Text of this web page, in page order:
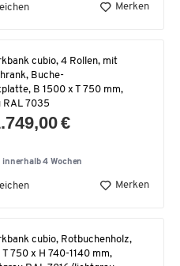
Merken
cubio, 4 Rollen, mit
Buche-
B 1500 x T 750 mm,
RAL 7035
€
innerhalb 4 Wochen
Merken
cubio, Rotbuchenholz,
T 750 x H 740-1140 mm,